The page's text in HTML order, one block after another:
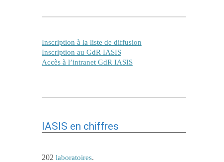
Inscription à la liste de diffusion
Inscription au GdR IASIS
Accès à l’intranet GdR IASIS
IASIS en chiffres
202 laboratoires.